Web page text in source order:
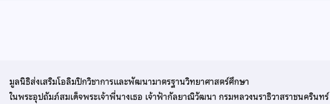
มูลนิธิส่งเสริมโอลิมปิกวิชาการและพัฒนามาตรฐานวิทยาศาสตร์ศึกษา
ในพระอุปถัมภ์สมเด็จพระเจ้าพี่นางเธอ เจ้าฟ้ากัลยาณิวัฒนา กรมหลวงนราธิวาสราชนครินทร์